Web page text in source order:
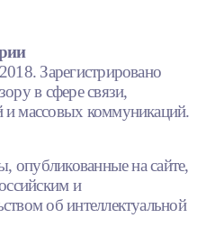
Зарегистрировано
в сфере связи,
массовых коммуникаций.
опубликованные на сайте,
и
об интеллектуальной